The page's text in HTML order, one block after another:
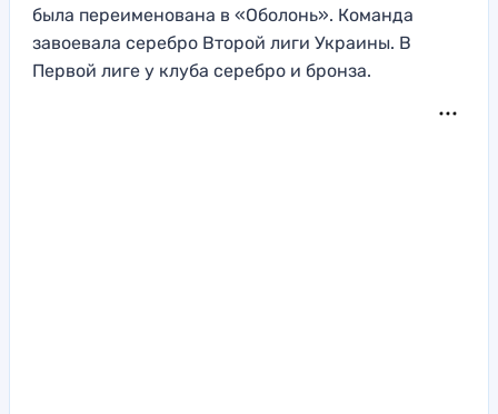
была переименована в «Оболонь». Команда
завоевала серебро Второй лиги Украины. В
Первой лиге у клуба серебро и бронза.